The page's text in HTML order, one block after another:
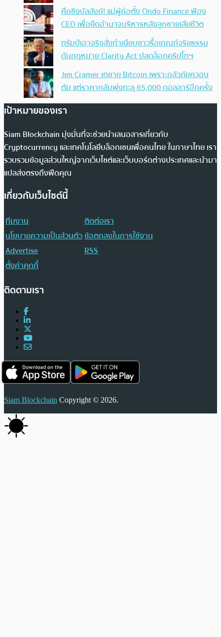
ศึกชิงบัลลังก์! แม่ผู้ก่อตั้ง Ondo Finance ฟ้อง
CEO เพื่อยึดอำนาจบริหารหลังลูกชายเสียชีวิต
ทรัมป์เอาจริง สั่งทำเนียบขาวรื้อเกณฑ์จริยธรรม
ดันกฎหมาย Clarity Act ปลดล็อกคริปโทฯ
Jim Cramer เทขาย Bitcoin เพราะกลัวภัยควอน
ตัม แต่ราคากลับพุ่งทะลุ 65,000 ดอลลาร์อีกครั้ง
เป้าหมายของเรา
Siam Blockchain มุ่งมั่นที่จะช่วยนำเสนอสารเกี่ยวกับ
Cryptocurrency และเทคโนโลยีบล็อกเชนเพื่อคนไทย ในภาษาไทย เรา
รวบรวมข้อมูลส่วนใหญ่จากเว็บไซต์และเว็บบอร์ดต่างประเทศและนำมา
แปลส่งตรงถึงฟีดคุณ
เกี่ยวกับเว็บไซต์นี้
ทีมงาน
ติดต่อเรา
นโยบายความเป็นส่วนตัวข้อตกลงในการใช้งาน
Advertise
RSS
ตั้งค่าคุกกี้
ติดตามเรา
Siam Blockchain Copyright © 2026.